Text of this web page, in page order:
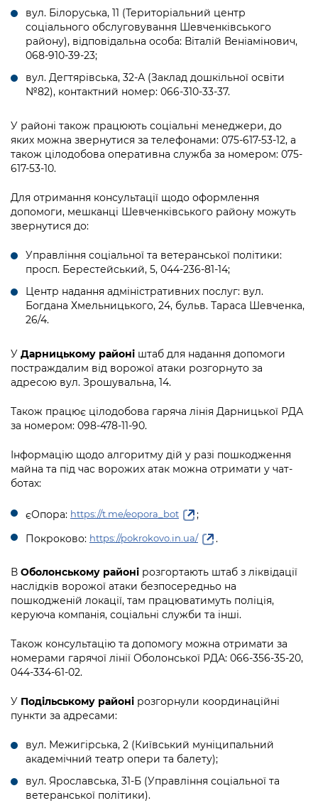
Kyiv International Relations
Гендерна політика
Безбар'єрність
Київська міська військова адміністрація
Портал Захисників та Захисниць
Безбар'єрність
Портал послуг
Важливе під час воєнного стану
Уряд» – місцевий рівень»
Важливе під час воєнного стану
Про відкриті дані
Портал даних Києва
Публічні дашборди
вул. Білоруська, 11 (Територіальний центр
соціального обслуговування Шевченківського
району), відповідальна особа: Віталій Веніамінович,
068-910-39-23;
вул. Дегтярівська, 32-А (Заклад дошкільної освіти
№82), контактний номер: 066-310-33-37.
У районі також працюють соціальні менеджери, до
яких можна звернутися за телефонами: 075-617-53-12, а
також цілодобова оперативна служба за номером: 075-
617-53-10.
Для отримання консультації щодо оформлення
допомоги, мешканці Шевченківського району можуть
звернутися до:
Управління соціальної та ветеранської політики:
просп. Берестейський, 5, 044-236-81-14;
Центр надання адміністративних послуг: вул.
Богдана Хмельницького, 24, бульв. Тараса Шевченка,
26/4.
У Дарницькому районі штаб для надання допомоги
постраждалим від ворожої атаки розгорнуто за
адресою вул. Зрошувальна, 14.
Також працює цілодобова гаряча лінія Дарницької РДА
за номером: 098-478-11-90.
Інформацію щодо алгоритму дій у разі пошкодження
майна та під час ворожих атак можна отримати у чат-
ботах:
єОпора: https://t.me/eopora_bot
;
Покроково: https://pokrokovo.in.ua/ .
В Оболонському районі розгортають штаб з ліквідації
наслідків ворожої атаки безпосередньо на
пошкодженій локації, там працюватимуть поліція,
керуюча компанія, соціальні служби та інші.
Також консультацію та допомогу можна отримати за
номерами гарячої лінії Оболонської РДА: 066-356-35-20,
044-334-61-02.
У Подільському районі розгорнули координаційні
пункти за адресами:
вул. Межигірська, 2 (Київський муніципальний
академічний театр опери та балету);
вул. Ярославська, 31-Б (Управління соціальної та
ветеранської політики).